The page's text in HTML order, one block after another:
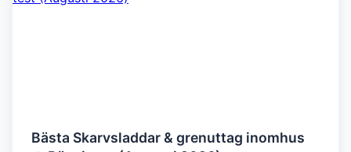
Bästa Skarvsladdar & grenuttag inomhus